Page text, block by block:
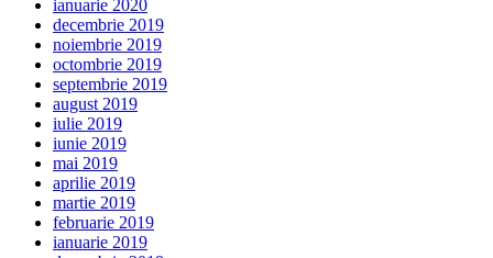
ianuarie 2020
decembrie 2019
noiembrie 2019
octombrie 2019
septembrie 2019
august 2019
iulie 2019
iunie 2019
mai 2019
aprilie 2019
martie 2019
februarie 2019
ianuarie 2019